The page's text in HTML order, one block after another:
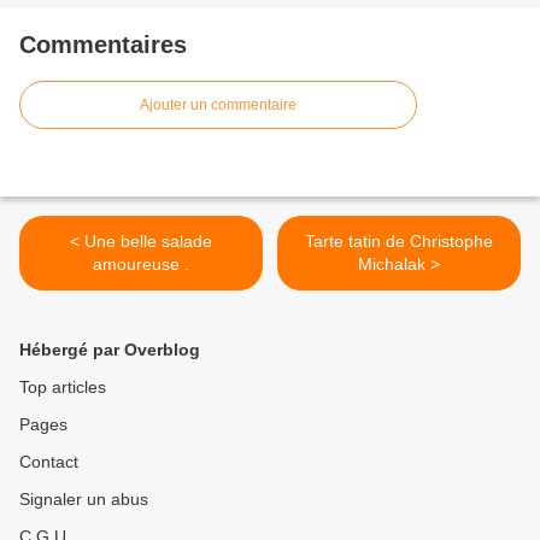
Commentaires
Ajouter un commentaire
< Une belle salade
amoureuse .
Tarte tatin de Christophe
Michalak >
Hébergé par Overblog
Top articles
Pages
Contact
Signaler un abus